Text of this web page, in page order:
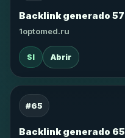
Backlink generado 57
1optomed.ru
SI Abrir
#65
Backlink generado 65